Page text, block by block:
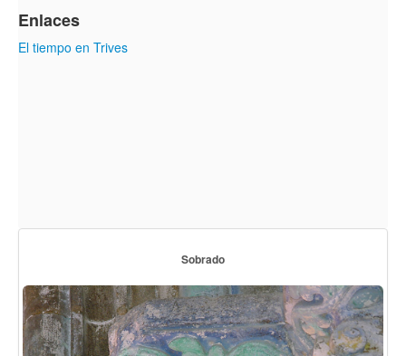
Enlaces
El tiempo en Trives
Sobrado